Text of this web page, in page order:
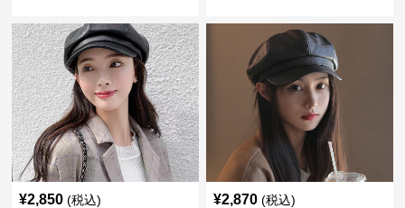
¥2,850 (税込) ¥2,870 (税込)